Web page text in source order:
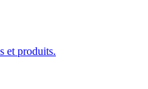
et produits.